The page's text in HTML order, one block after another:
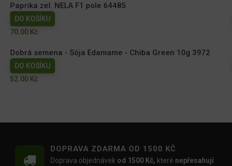
Paprika zel. NELA F1 pole 64485
DO KOŠÍKU
70.00 Kč
Dobrá semena - Sója Edamame - Chiba Green 10g 3972
DO KOŠÍKU
52.00 Kč
DOPRAVA ZDARMA OD 1500 KČ
Doprava objednávek od 1500 Kč, které nepřesahují